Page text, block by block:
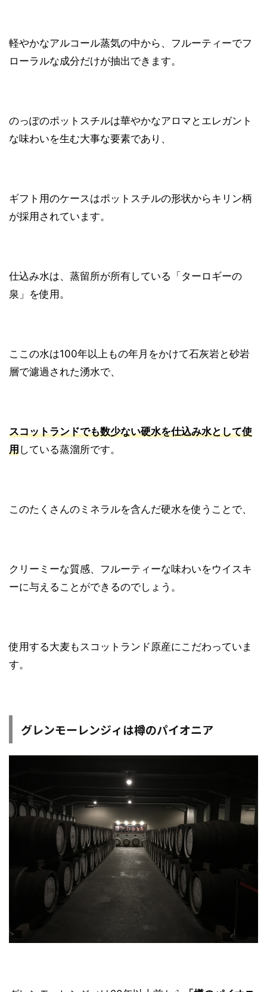
軽やかなアルコール蒸気の中から、フルーティーでフ
ローラルな成分だけが抽出できます。
のっぽのポットスチルは華やかなアロマとエレガント
な味わいを生む大事な要素であり、
ギフト用のケースはポットスチルの形状からキリン柄
が採用されています。
仕込み水は、蒸留所が所有している「ターロギーの
泉」を使用。
ここの水は100年以上もの年月をかけて石灰岩と砂岩
層で濾過された湧水で、
スコットランドでも数少ない硬水を仕込み水として使
用している蒸溜所です。
このたくさんのミネラルを含んだ硬水を使うことで、
クリーミーな質感、フルーティーな味わいをウイスキ
ーに与えることができるのでしょう。
使用する大麦もスコットランド原産にこだわっていま
す。
グレンモーレンジィは樽のパイオニア